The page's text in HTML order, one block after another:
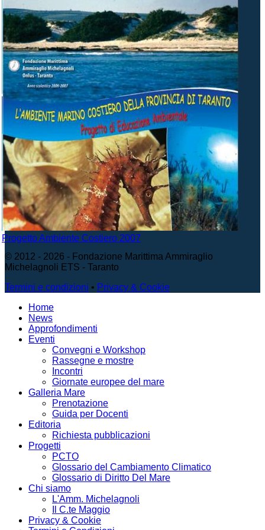
Progetto Ambiente Costiero 2007
© 2012 - 2026 - Fondazione Marittima Ammiraglio
Michelagnoli ETS - Taranto
Termini e condizioni • Privacy & Cookie
Home
News
Approfondimenti
Eventi
Convegni e Workshop
Rassegne e mostre
Incontri
Giornate europee del mare
Galleria Mare
Prenotazione
Guida per Docenti
Editoria
Richiesta pubblicazioni
Progetti
PCTO
Glossario del Cambiamento Climatico
Glossario di Diritto Del Mare
Chi siamo
L'Amm. Michelagnoli
Il C.te Maggio
Privacy & Cookie